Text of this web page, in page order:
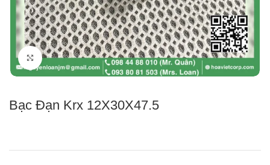
Click to enlarge
Bạc Đạn Krx 12X30X47.5